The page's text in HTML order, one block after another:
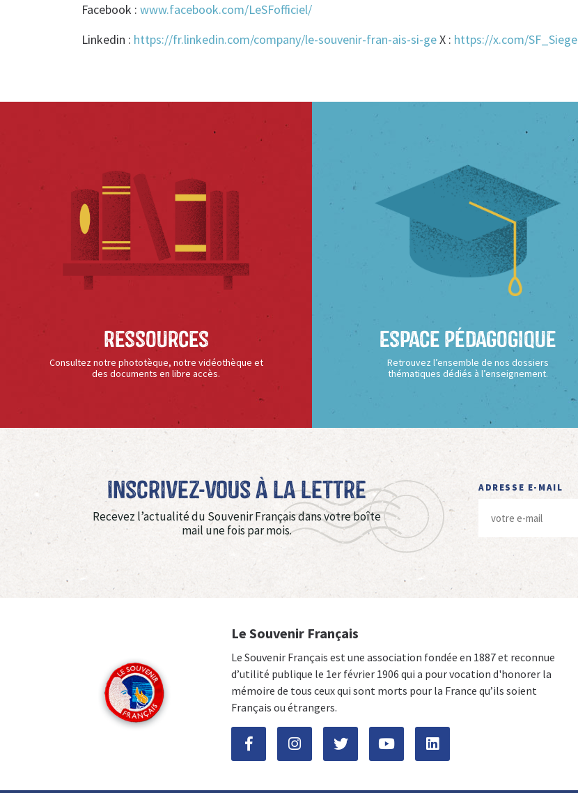
Facebook : www.facebook.com/LeSFofficiel/
Linkedin : https://fr.linkedin.com/company/le-souvenir-fran-ais-si-geX : https://x.com/SF_Siege
Ressources
Consultez notre phototèque, notre vidéothèque et
des documents en libre accès.
Espace Pédagogique
Retrouvez l’ensemble de nos dossiers
thématiques dédiés à l’enseignement.
Inscrivez-vous à La Lettre
Recevez l’actualité du Souvenir Français dans votre boîte
mail une fois par mois.
ADRESSE E-MAIL
Le Souvenir Français
Le Souvenir Français est une association fondée en 1887 et reconnue
d’utilité publique le 1er février 1906 qui a pour vocation d'honorer la
mémoire de tous ceux qui sont morts pour la France qu’ils soient
Français ou étrangers.